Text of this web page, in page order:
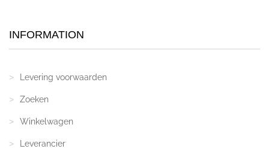
INFORMATION
Levering voorwaarden
Zoeken
Winkelwagen
Leverancier